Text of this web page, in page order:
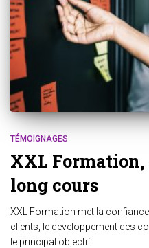
TÉMOIGNAGES
XXL
long cours
XXL Formation met la
clients, le développement des
le principal objectif.